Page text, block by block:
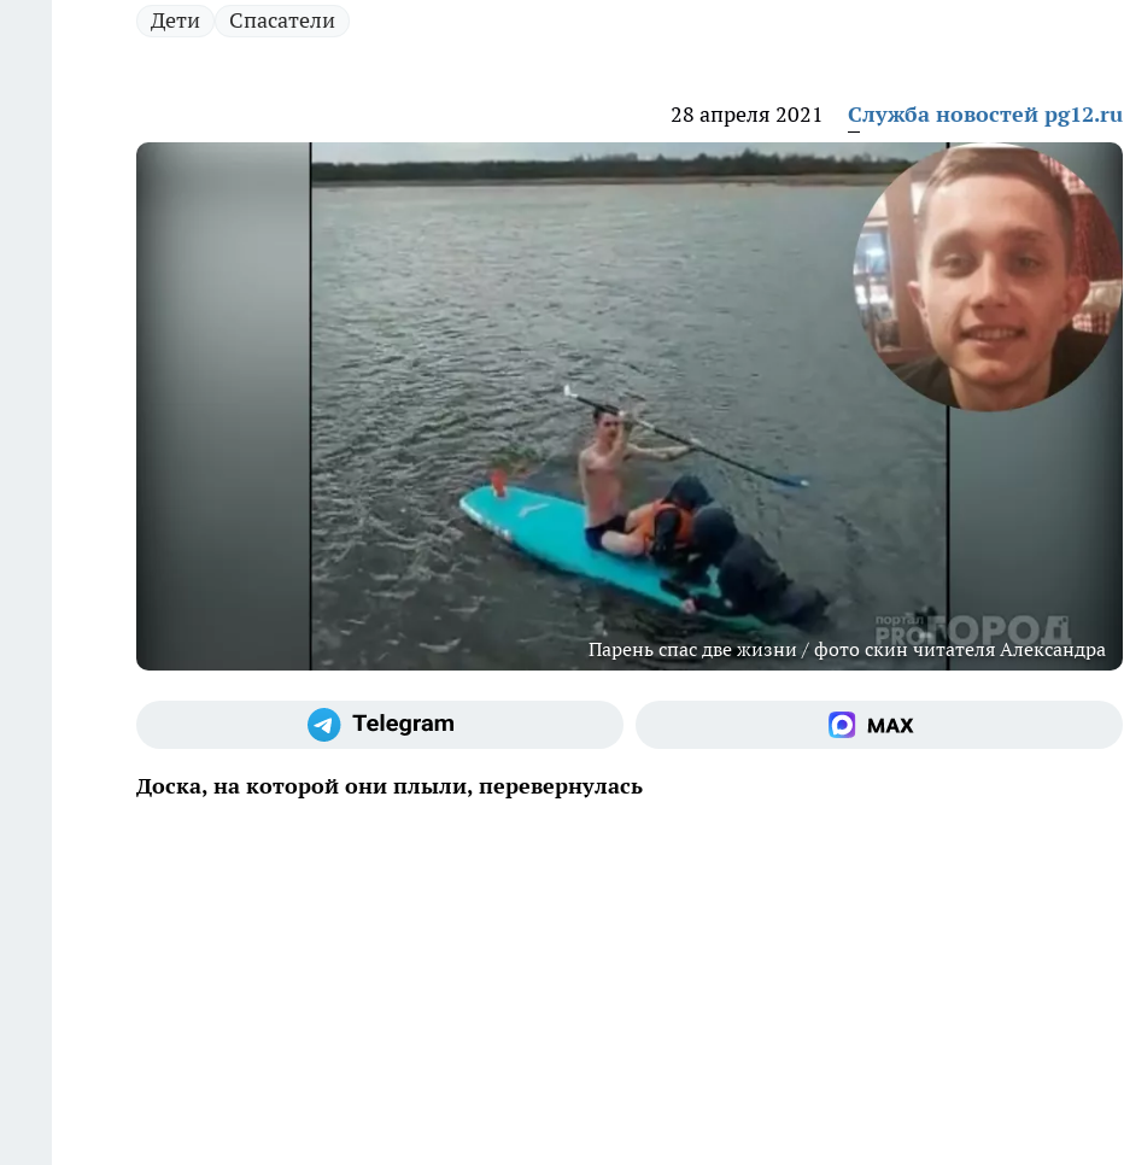
Дети Спасатели
28 апреля 2021 Служба новостей pg12.ru
Парень спас две жизни / фото скин читателя Александра
Доска, на которой они плыли, перевернулась